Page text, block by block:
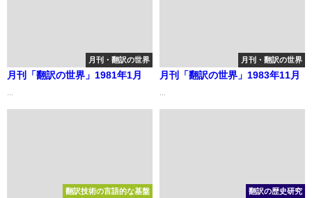
月刊・翻訳の世界
月刊「翻訳の世界」1981年1月
月刊・翻訳の世界
月刊「翻訳の世界」1983年11月
翻訳技術の言語的な基盤 翻訳の歴史研究